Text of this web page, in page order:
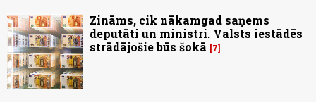
Zināms, cik nākamgad saņems
deputāti un ministri. Valsts iestādēs
strādājošie būs šokā
7